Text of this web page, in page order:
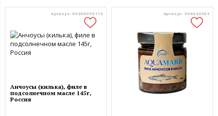
Артикул: 09403050110
Анчоусы (килька), филе в
подсолнечном масле 145г,
Россия
Артикул: 094030503